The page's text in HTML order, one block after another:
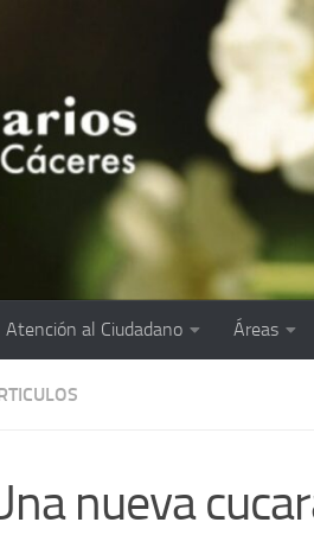
Atención al Ciudadano Áreas
nueva